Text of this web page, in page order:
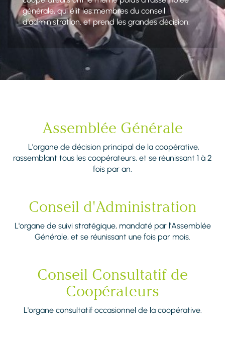
générale, qui élit les membres du conseil
d'administration. et prend les grandes décision.
Assemblée Générale
L'organe de décision principal de la coopérative,
rassemblant tous les coopérateurs, et se réunissant 1 à 2
fois par an.
Conseil d'Administration
L'organe de suivi stratégique, mandaté par l'Assemblée
Générale, et se réunissant une fois par mois.
Conseil Consultatif de
Coopérateurs
L'organe consultatif occasionnel de la coopérative.